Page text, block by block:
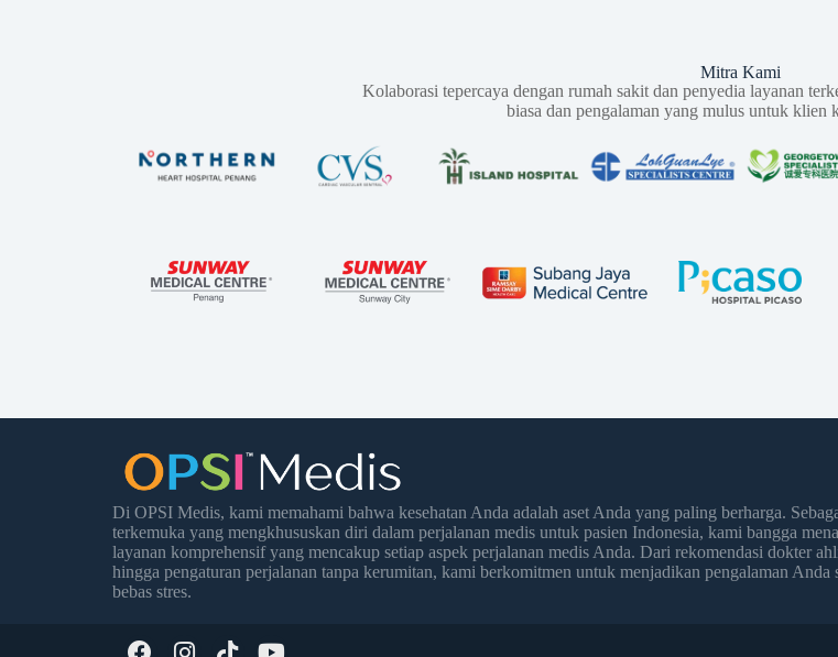
Mitra Kami
Kolaborasi tepercaya dengan rumah sakit dan penyedia layanan
biasa dan pengalaman yang mulus untuk klien
Di OPSI Medis, kami memahami bahwa kesehatan Anda adalah aset Anda yang paling berharga.
terkemuka yang mengkhususkan diri dalam perjalanan medis untuk pasien Indonesia, kami bangga
layanan komprehensif yang mencakup setiap aspek perjalanan medis Anda. Dari rekomendasi dokter
hingga pengaturan perjalanan tanpa kerumitan, kami berkomitmen untuk menjadikan pengalaman Anda
bebas stres.